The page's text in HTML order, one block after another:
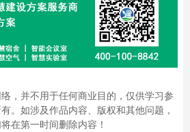
，并不用于任何商业目的，仅供学习参
。如涉及作品内容、版权和其他问题，
在第一时间删除内容！